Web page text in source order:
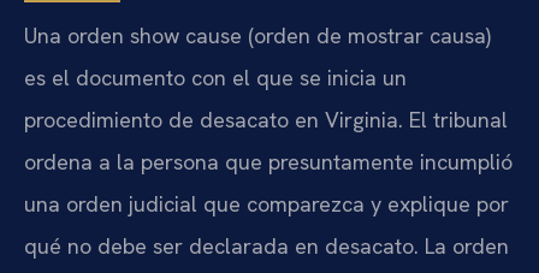
Una orden show cause (orden de mostrar causa)
es el documento con el que se inicia un
procedimiento de desacato en Virginia. El tribunal
ordena a la persona que presuntamente incumplió
una orden judicial que comparezca y explique por
qué no debe ser declarada en desacato. La orden